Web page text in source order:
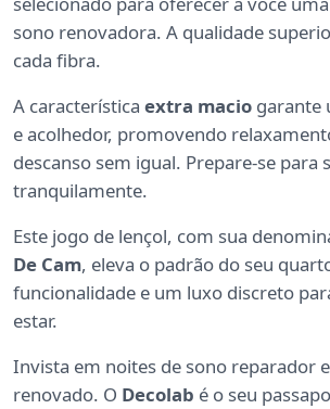
sono renovadora. A qualidade
cada fibra.
A característica extra macio garante
e acolhedor, promovendo
descanso sem igual. Prepare-se para
tranquilamente.
Este jogo de lençol, com sua
De Cam, eleva o padrão do seu
funcionalidade e um luxo discreto
estar.
Invista em noites de sono reparador
renovado. O Decolab é o seu